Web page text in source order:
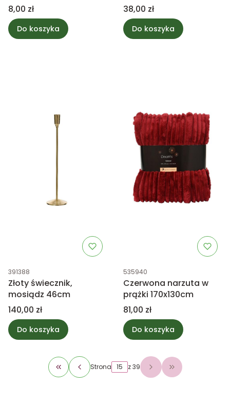
Cena
8,00 zł
Do koszyka
Cena
38,00 zł
Do koszyka
Kod produktu
391388
Złoty świecznik,
mosiądz 46cm
Cena
140,00 zł
Do koszyka
Kod produktu
535940
Czerwona narzuta w
prążki 170x130cm
Cena
81,00 zł
Do koszyka
Wróć do pierwszej strony z produktami
Strona z 39 Przejdź do